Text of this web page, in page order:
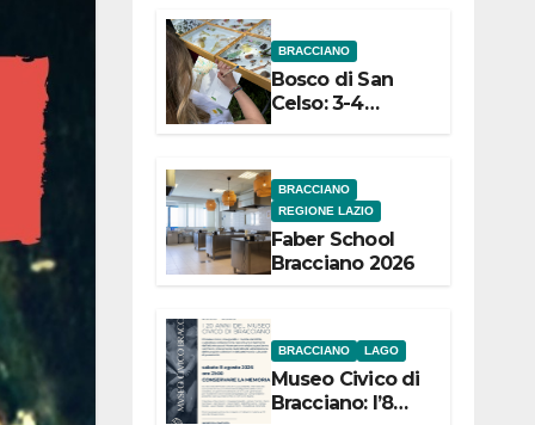
dell’Etruria
Meridionale
BRACCIANO
Bosco di San
Celso: 3-4
settembre
Festival “Storie
in cielo e in
terra”
BRACCIANO
REGIONE LAZIO
Faber School
Bracciano 2026
BRACCIANO LAGO
Museo Civico di
Bracciano: l’8